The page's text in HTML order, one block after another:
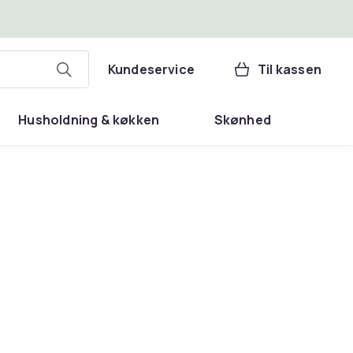
Kundeservice Til kassen
Husholdning & køkken Skønhed